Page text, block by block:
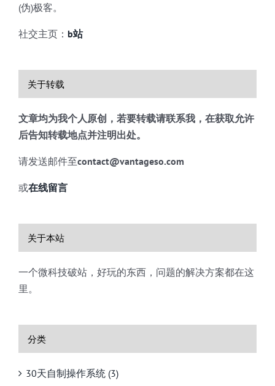
(伪)极客。
社交主页： b站
关于转载
文章均为我个人原创，若要转载请联系我，在获取允许
后告知转载地点并注明出处。
请发送邮件至contact@vantageso.com
或在线留言
关于本站
一个微科技破站，好玩的东西，问题的解决方案都在这
里。
分类
30天自制操作系统 (3)